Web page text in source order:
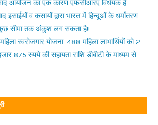
आयोजन का एक कारण एफसीआरए विधेयक है
इसाईयों व कसायों द्वारा भारत में हिन्दूओं के धर्मांतरण
सीमा तक अंकुश लग सकता है!!
स्वरोजगार योजना–488 महिला लाभार्थियों को 2
875 रुपये की सहायता राशि डीबीटी के माध्यम से